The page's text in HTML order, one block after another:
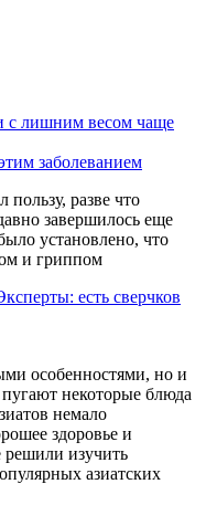
с лишним весом чаще
заболеванием
разве что
завершилось еще
установлено, что
и гриппом
есть сверчков
особенностями, но и
некоторые блюда
немало
здоровье и
решили изучить
азиатских